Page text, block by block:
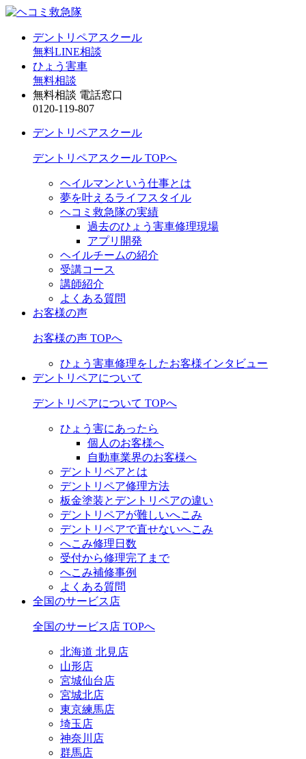
デントリペアスクール
無料LINE相談
ひょう害車
無料相談
無料相談 電話窓口
0120-119-807
デントリペアスクール
デントリペアスクール TOPへ
ヘイルマンという仕事とは
夢を叶えるライフスタイル
ヘコミ救急隊の実績
過去のひょう害車修理現場
アプリ開発
ヘイルチームの紹介
受講コース
講師紹介
よくある質問
お客様の声
お客様の声 TOPへ
ひょう害車修理をしたお客様インタビュー
デントリペアについて
デントリペアについて TOPへ
ひょう害にあったら
個人のお客様へ
自動車業界のお客様へ
デントリペアとは
デントリペア修理方法
板金塗装とデントリペアの違い
デントリペアが難しいへこみ
デントリペアで直せないへこみ
へこみ修理日数
受付から修理完了まで
へこみ補修事例
よくある質問
全国のサービス店
全国のサービス店 TOPへ
北海道 北見店
山形店
宮城仙台店
宮城北店
東京練馬店
埼玉店
神奈川店
群馬店